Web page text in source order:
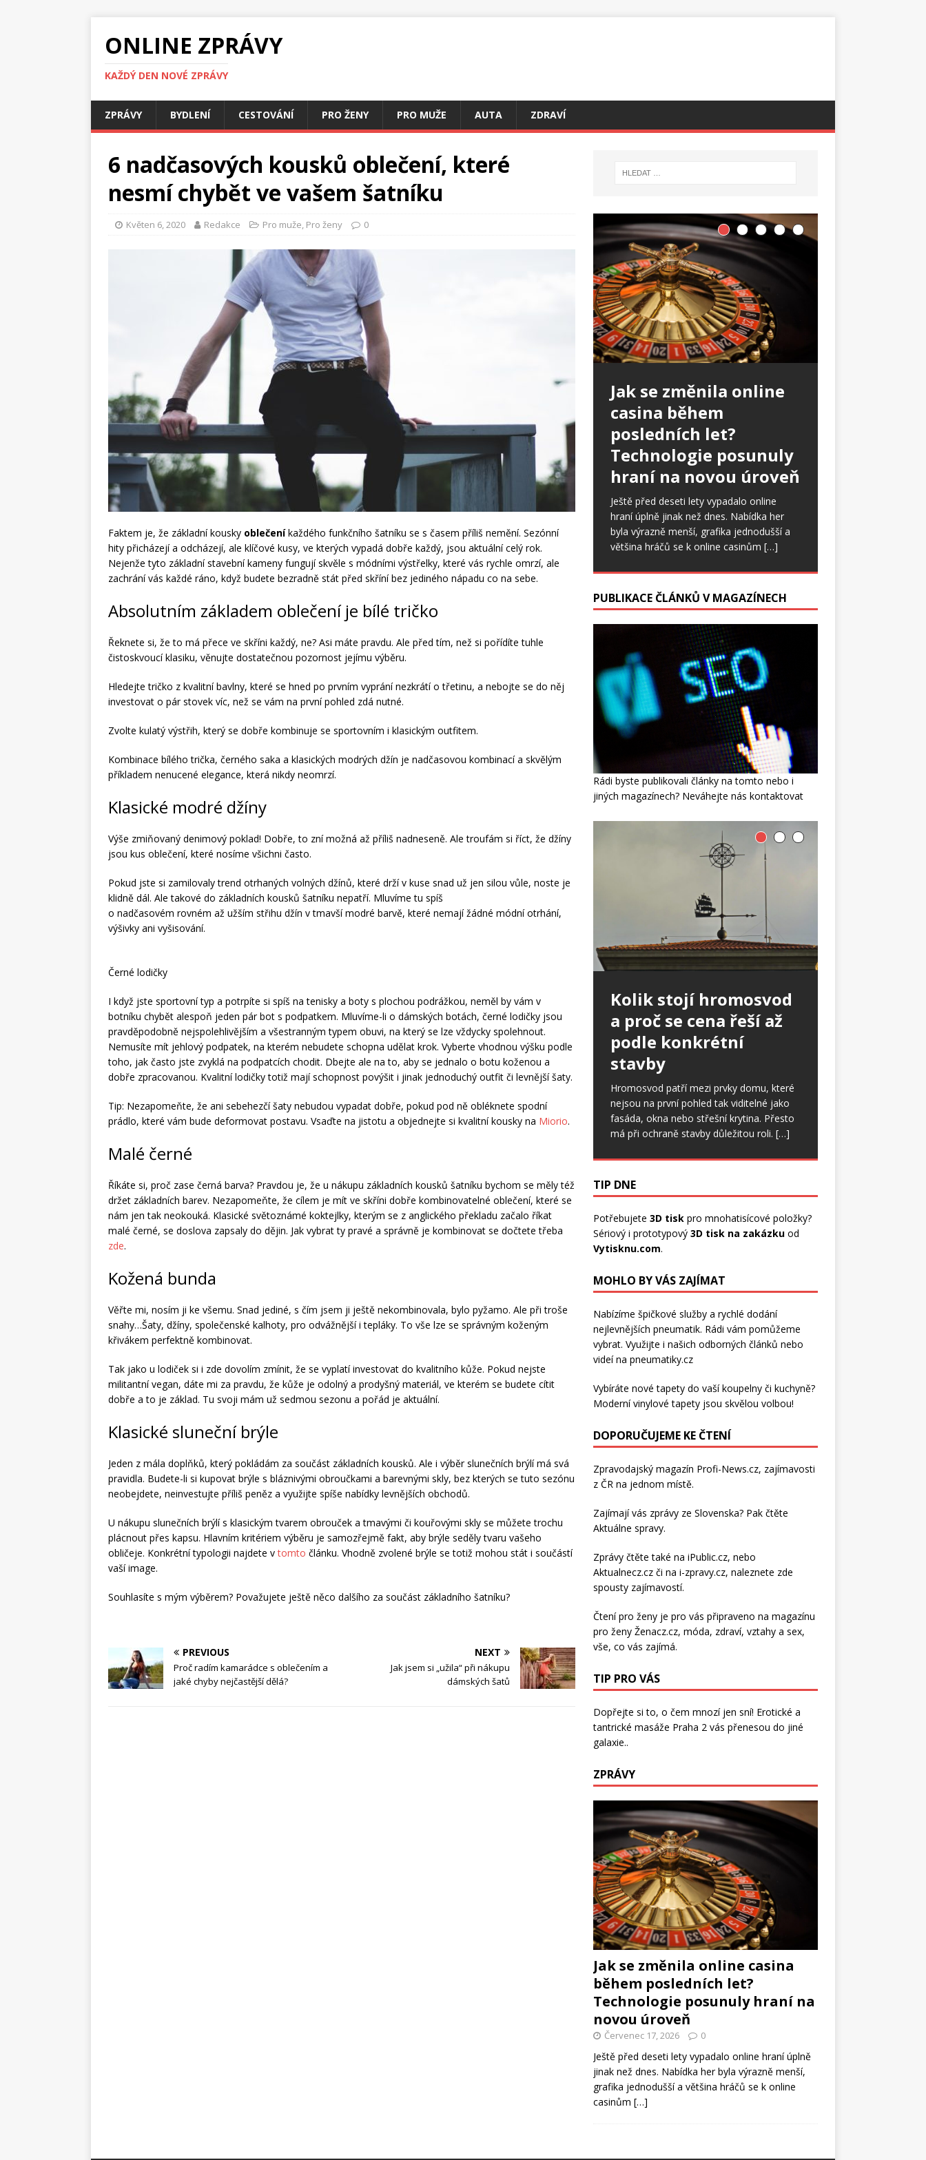
ONLINE ZPRÁVY
KAŽDÝ DEN NOVÉ ZPRÁVY
ZPRÁVY BYDLENÍ CESTOVÁNÍ PRO ŽENY PRO MUŽE AUTA ZDRAVÍ
6 nadčasových kousků oblečení, které
nesmí chybět ve vašem šatníku
Květen 6, 2020 Redakce Pro muže, Pro ženy 0
Faktem je, že základní kousky oblečeníkaždého funkčního šatníku se s časem příliš nemění. Sezónní
hity přicházejí a odcházejí, ale klíčové kusy, ve kterých vypadá dobře každý, jsou aktuální celý rok.
Nejenže tyto základní stavební kameny fungují skvěle s módními výstřelky, které vás rychle omrzí, ale
zachrání vás každé ráno, když budete bezradně stát před skříní bez jediného nápadu co na sebe.
Absolutním základem oblečení je bílé tričko
Řeknete si, že to má přece ve skříni každý, ne? Asi máte pravdu. Ale před tím, než si pořídíte tuhle
čistoskvoucí klasiku, věnujte dostatečnou pozornost jejímu výběru.
Hledejte tričko z kvalitní bavlny, které se hned po prvním vyprání nezkrátí o třetinu, a nebojte se do něj
investovat o pár stovek víc, než se vám na první pohled zdá nutné.
Zvolte kulatý výstřih, který se dobře kombinuje se sportovním i klasickým outfitem.
Kombinace bílého trička, černého saka a klasických modrých džín je nadčasovou kombinacía skvělým
příkladem nenucené elegance, která nikdy neomrzí.
Klasické modré džíny
Výše zmiňovaný denimový poklad! Dobře, to zní možná až příliš nadneseně. Ale troufám si říct, že džíny
jsou kus oblečení, které nosíme všichni často.
Pokud jste si zamilovaly trend otrhaných volných džínů, které drží v kuse snad už jen silou vůle, noste je
klidně dál. Ale takové do základních kousků šatníku nepatří. Mluvíme tu spíš
o nadčasovém rovném až užším střihu džín v tmavší modré barvě, které nemají žádné módní otrhání,
výšivky ani vyšisování.
Černé lodičky
I když jste sportovní typ a potrpíte si spíš na tenisky a boty s plochou podrážkou, neměl by vám v
botníku chybět alespoň jeden pár bot s podpatkem. Mluvíme-li o dámských botách, černé lodičky jsou
pravděpodobně nejspolehlivějším a všestranným typem obuvi, na který se lze vždycky spolehnout.
Nemusíte mít jehlový podpatek, na kterém nebudete schopna udělat krok. Vyberte vhodnou výšku podle
toho, jak často jste zvyklá na podpatcích chodit. Dbejte ale na to, aby se jednalo o botu koženou a
dobře zpracovanou. Kvalitní lodičky totiž mají schopnost povýšit i jinak jednoduchý outfit či levnější šaty.
Tip: Nezapomeňte, že ani sebehezčí šaty nebudou vypadat dobře, pokud pod ně obléknete spodní
prádlo, které vám bude deformovat postavu. Vsaďte na jistotu a objednejte si kvalitní kousky na Miorio.
Malé černé
Říkáte si, proč zase černá barva? Pravdou je, že u nákupu základních kousků šatníku bychom se měly též
držet základních barev. Nezapomeňte, že cílem je mít ve skříni dobře kombinovatelné oblečení, které se
nám jen tak neokouká. Klasické světoznámé koktejlky, kterým se z anglického překladu začalo říkat
malé černé, se doslova zapsaly do dějin. Jak vybrat ty pravé a správně je kombinovat se dočtete třeba
zde.
Kožená bunda
Věřte mi, nosím ji ke všemu. Snad jediné, s čím jsem ji ještě nekombinovala, bylo pyžamo. Ale při troše
snahy…Šaty, džíny, společenské kalhoty, pro odvážnější i tepláky. To vše lze se správným koženým
křivákem perfektně kombinovat.
Tak jako u lodiček si i zde dovolím zmínit, že se vyplatí investovat do kvalitního kůže. Pokud nejste
militantní vegan, dáte mi za pravdu, že kůže je odolný a prodyšný materiál, ve kterém se budete cítit
dobře a to je základ. Tu svoji mám už sedmou sezonu a pořád je aktuální.
Klasické sluneční brýle
Jeden z mála doplňků, který pokládám za součást základních kousků. Ale i výběr slunečních brýlí má svá
pravidla. Budete-li si kupovat brýle s bláznivými obroučkami a barevnými skly, bez kterých se tuto sezónu
neobejdete, neinvestujte příliš peněz a využijte spíše nabídky levnějších obchodů.
U nákupu slunečních brýlí s klasickým tvarem obrouček a tmavými či kouřovými skly se můžete trochu
plácnout přes kapsu. Hlavním kritériem výběru je samozřejmě fakt, aby brýle seděly tvaru vašeho
obličeje. Konkrétní typologii najdete vtomto článku. Vhodně zvolené brýle se totiž mohou stát i součástí
vaší image.
Souhlasíte s mým výběrem? Považujete ještě něco dalšího za součást základního šatníku?
PREVIOUS
Proč radím kamarádce s oblečením a
jaké chyby nejčastější dělá?
NEXT
Jak jsem si „užila“ při nákupu
dámských šatů
Jak se změnila online
casina během
posledních let?
Technologie posunuly
hraní na novou úroveň
Ještě před deseti lety vypadalo online
hraní úplně jinak než dnes. Nabídka her
byla výrazně menší, grafika jednodušší a
většina hráčů se k online casinům […]
PUBLIKACE ČLÁNKŮ V MAGAZÍNECH
Rádi byste publikovali články na tomto nebo i
jiných magazínech? Neváhejte nás kontaktovat
Kolik stojí hromosvod
a proč se cena řeší až
podle konkrétní
stavby
Hromosvod patří mezi prvky domu, které
nejsou na první pohled tak viditelné jako
fasáda, okna nebo střešní krytina. Přesto
má při ochraně stavby důležitou roli. […]
TIP DNE
Potřebujete 3D tiskpro mnohatisícové položky?
Sériový i prototypový 3D tisk na zakázkuod
Vytisknu.com.
MOHLO BY VÁS ZAJÍMAT
Nabízíme špičkové služby a rychlé dodání
nejlevnějších pneumatik. Rádi vám pomůžeme
vybrat. Využijte i našich odborných článků nebo
videí na pneumatiky.cz
Vybíráte nové tapety do vaší koupelny či kuchyně?
Modernívinylové tapetyjsou skvělou volbou!
DOPORUČUJEME KE ČTENÍ
Zpravodajský magazín Profi-News.cz, zajímavosti
z ČR na jednom místě.
Zajímají vás zprávy ze Slovenska? Pak čtěte
Aktuálne spravy.
Zprávy čtěte také na iPublic.cz, nebo
Aktualnecz.czči na i-zpravy.cz, naleznete zde
spousty zajímavostí.
Čtení pro ženy je pro vás připraveno na magazínu
pro ženy Ženacz.cz, móda, zdraví, vztahy a sex,
vše, co vás zajímá.
TIP PRO VÁS
Dopřejte si to, o čem mnozí jen sní! Erotické a
tantrické masáže Praha 2 vás přenesou do jiné
galaxie..
ZPRÁVY
Jak se změnila online casina
během posledních let?
Technologie posunuly hraní na
novou úroveň
Červenec 17, 2026 0
Ještě před deseti lety vypadalo online hraní úplně
jinak než dnes. Nabídka her byla výrazně menší,
grafika jednodušší a většina hráčů se k online
casinům […]